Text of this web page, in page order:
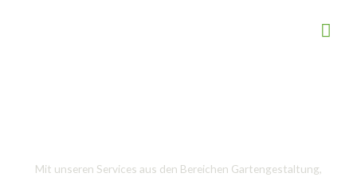
Mit unseren Services aus den Bereichen Gartengestaltung,